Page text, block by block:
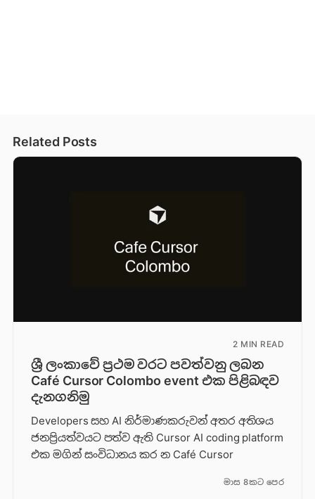
Related Posts
2 MIN READ
ශ්‍රී ලංකාවේ ප්‍රථම වරට පවත්වනු ලබන
Café Cursor Colombo event එක පිළිබඳව
දැනගනිමු
Developers සහ AI නිර්මාණකරුවන් අතර අතිශය
ජනප්‍රියත්වයට පත්ව ඇති Cursor AI coding platform
එක මගින් සංවිධානය කර න Café Cursor
මාස 8කට පෙර